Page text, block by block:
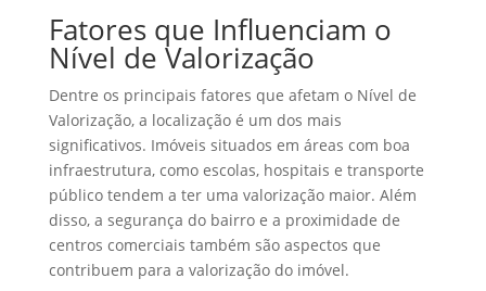
Fatores que Influenciam o
Nível de Valorização
Dentre os principais fatores que afetam o Nível de
Valorização, a localização é um dos mais
significativos. Imóveis situados em áreas com boa
infraestrutura, como escolas, hospitais e transporte
público tendem a ter uma valorização maior. Além
disso, a segurança do bairro e a proximidade de
centros comerciais também são aspectos que
contribuem para a valorização do imóvel.